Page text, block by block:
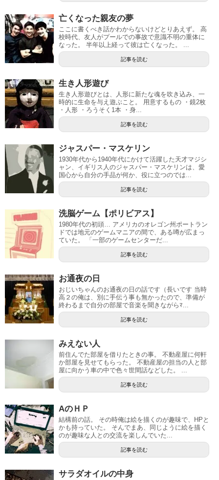
亡くなった親友の夢
ここに書くべき話かわからないけどとりあえず。 高
校時代、友人がプールでの事故で意識不明の重体に
なった。 半年以上経って彼は亡くなった。 ...
記事を読む
生き人形遊び
生き人形遊びとは、人形に新たな魂を吹き込み、一
時的に生命を与え遊ぶこと。 用意するもの ・鏡2枚
・人形 ・ろうそく1本 ・身...
記事を読む
ジャスパー・マスケリン
1930年代から1940年代にかけて活躍した天才マジシ
ャン、イギリス人のジャスパー・マスケリンは、愛
国心から自分の手品が何か、役に立つのでは...
記事を読む
洗脳ゲーム【ポリビアス】
1980年代の初頭… アメリカのオレゴン州ポートラン
ドでは地元のゲームマニアの間で、ある噂が広まっ
ていた。 「一部のゲームセンターだ...
記事を読む
お通夜の日
おじいちゃんのお通夜の日の話です（長いです 当時
高２の俺は、別に手伝う事も無かったので、準備が
終わるまで自分の部屋で音楽を聞きながらﾏ...
記事を読む
みえない人
前住んでた部屋を借りたときの事。 不動産屋に何軒
か部屋を見せてもらった。 不動産屋の担当の人と部
屋に向かう車の中で色々世間話などした。 ...
記事を読む
AのＨＰ
結構前の話。 その時俺は絵を描くのが趣味で、HPと
かも持っていた。 そんでまあ、同じように絵を描く
のが趣味な人との交流を楽しんでいた...
記事を読む
サラダオイルの中身